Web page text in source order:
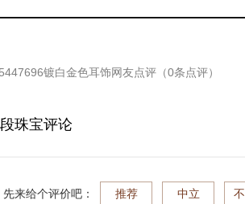
镀白金色耳饰网友点评（0条点评）
珠宝评论
先来给个评价吧： 推荐 中立